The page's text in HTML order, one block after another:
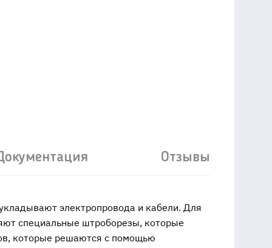
Отзывы
электропровода и кабели. Для
специальные штроборезы, которые
которые решаются с помощью